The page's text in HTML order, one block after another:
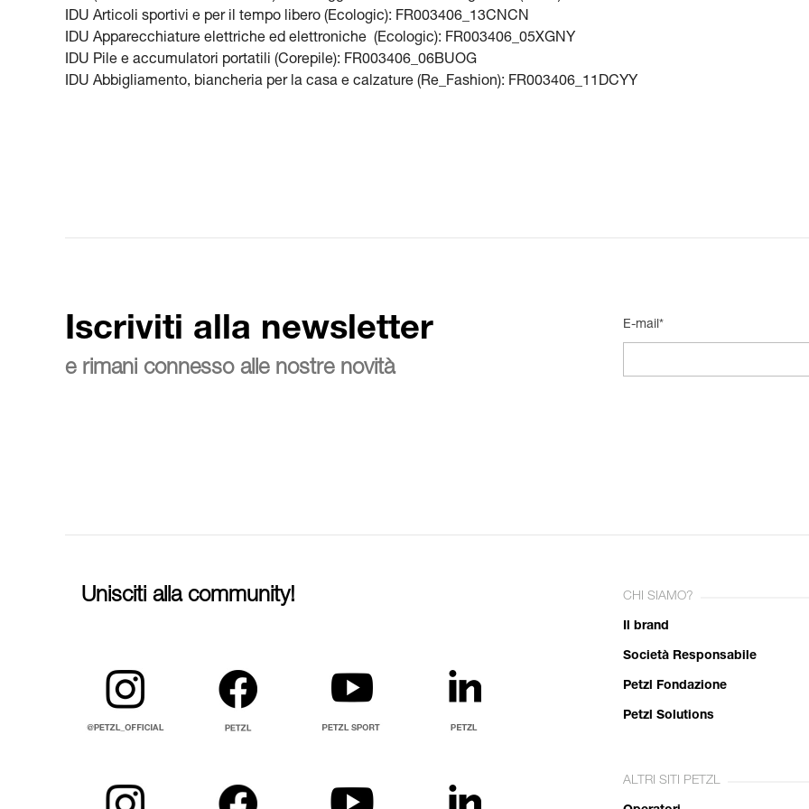
IDU Articoli sportivi e per il tempo libero (Ecologic): FR003406_13CNCN
IDU Apparecchiature elettriche ed elettroniche (Ecologic): FR003406_05XGNY
IDU Pile e accumulatori portatili (Corepile): FR003406_06BUOG
IDU Abbigliamento, biancheria per la casa e calzature (Re_Fashion): FR003406_11DCYY
Iscriviti alla newsletter
e rimani connesso alle nostre novità
E-mail*
Unisciti alla community! CHI SIAMO?
Il brand
Società Responsabile
Petzl Fondazione
Petzl Solutions
ALTRI SITI PETZL